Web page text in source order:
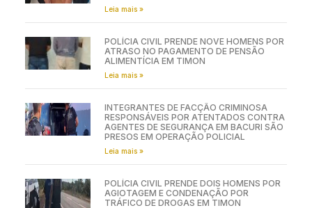
Leia mais »
POLÍCIA CIVIL PRENDE NOVE HOMENS POR
ATRASO NO PAGAMENTO DE PENSÃO
ALIMENTÍCIA EM TIMON
Leia mais »
INTEGRANTES DE FACÇÃO CRIMINOSA
RESPONSÁVEIS POR ATENTADOS CONTRA
AGENTES DE SEGURANÇA EM BACURI SÃO
PRESOS EM OPERAÇÃO POLICIAL
Leia mais »
POLÍCIA CIVIL PRENDE DOIS HOMENS POR
AGIOTAGEM E CONDENAÇÃO POR
TRÁFICO DE DROGAS EM TIMON